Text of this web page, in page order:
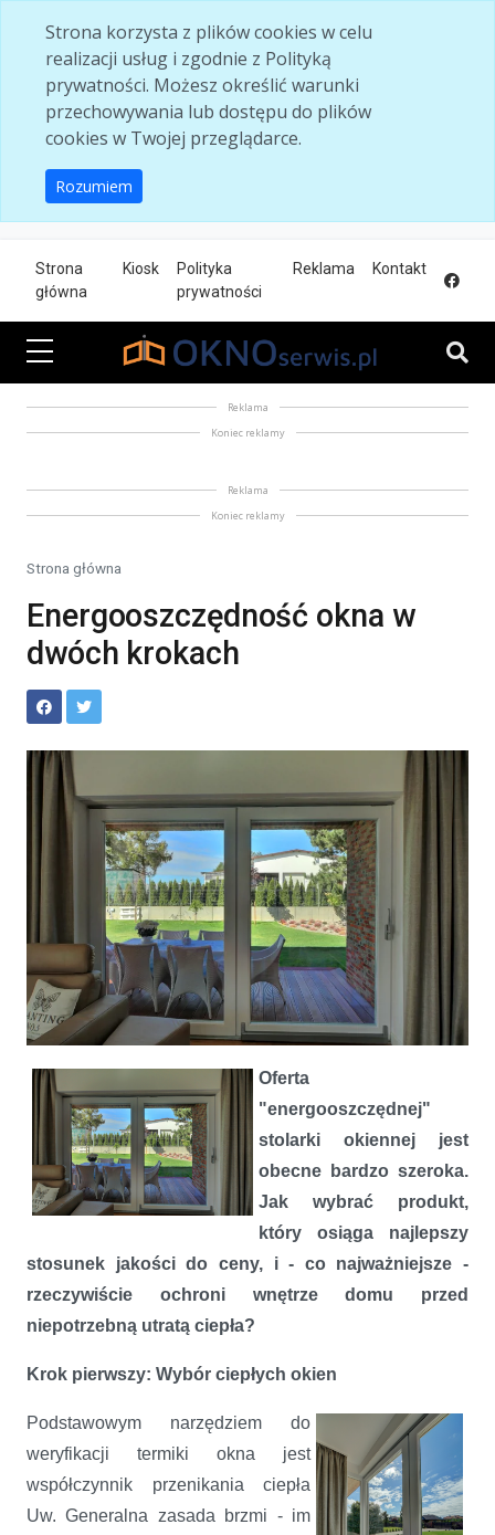
Strona korzysta z plików cookies w celu
realizacji usług i zgodnie z Polityką
prywatności. Możesz określić warunki
przechowywania lub dostępu do plików
cookies w Twojej przeglądarce.
Rozumiem
Strona
główna
Kiosk
Polityka
prywatności
Reklama Kontakt
Reklama
Koniec reklamy
Reklama
Koniec reklamy
Strona główna
Energooszczędność okna w
dwóch krokach
Oferta
"energooszczędnej"
stolarki okiennej jest
obecne bardzo szeroka.
Jak wybrać produkt,
który osiąga najlepszy
stosunek jakości do ceny, i - co najważniejsze -
rzeczywiście ochroni wnętrze domu przed
niepotrzebną utratą ciepła?
Krok pierwszy: Wybór ciepłych okien
Podstawowym narzędziem do
weryfikacji termiki okna jest
współczynnik przenikania ciepła
Uw. Generalna zasada brzmi - im